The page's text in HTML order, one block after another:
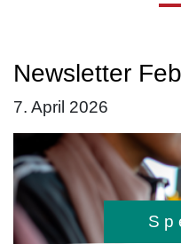
Newsletter
7. April 2026